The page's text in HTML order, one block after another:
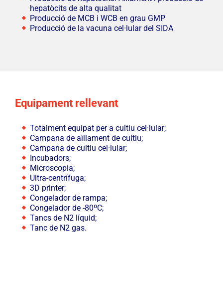
hepatòcits de alta qualitat
Producció de MCB i WCB en grau GMP
Producció de la vacuna cel·lular del SIDA
Equipament rellevant
Totalment equipat per a cultiu cel·lular;
Campana de aïllament de cultiu;
Campana de cultiu cel·lular;
Incubadors;
Microscopia;
Ultra-centrífuga;
3D printer;
Congelador de rampa;
Congelador de -80ºC;
Tancs de N2 líquid;
Tanc de N2 gas.